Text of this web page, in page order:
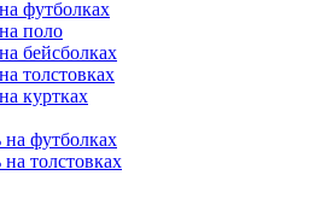
футболках
поло
бейсболках
толстовках
куртках
на футболках
толстовках